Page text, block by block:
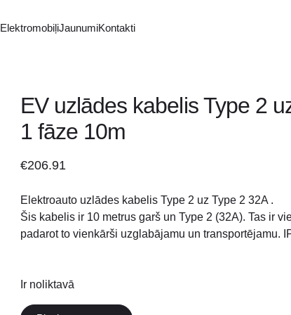
ElektromobiļiJaunumiKontakti
EV uzlādes kabelis Type 2
1 fāze 10m
€206.91
Elektroauto uzlādes kabelis Type 2 uz Type 2 32A .
Šis kabelis ir 10 metrus garš un Type 2 (32A). Tas ir
padarot to vienkārši uzglabājamu un transportējamu.
Ir noliktavā
EV